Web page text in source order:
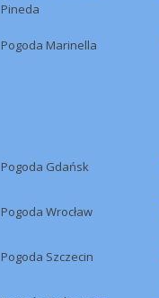
Pineda
Pogoda Marinella
Pogoda Gdańsk
Pogoda Wrocław
Pogoda Szczecin